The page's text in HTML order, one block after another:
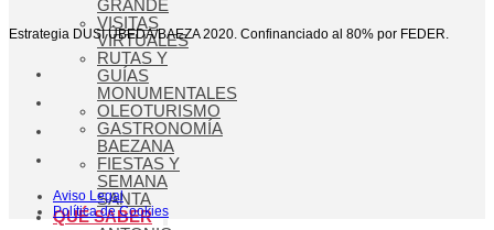
GRANDE
VISITAS
VIRTUALES
RUTAS Y
GUÍAS
MONUMENTALES
OLEOTURISMO
GASTRONOMÍA
BAEZANA
FIESTAS Y
SEMANA
SANTA
QUÉ SABER
Estrategia DUSI ÚBEDA/BAEZA 2020. Confinanciado al 80% por FEDER.
Aviso Legal
Política de Cookies